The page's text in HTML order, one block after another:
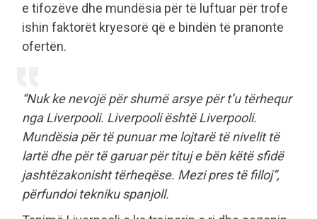
e tifozëve dhe mundësia për të luftuar për trofe
ishin faktorët kryesorë që e bindën të pranonte
ofertën.
“Nuk ke nevojë për shumë arsye për t’u tërhequr
nga Liverpooli. Liverpooli është Liverpooli.
Mundësia për të punuar me lojtarë të nivelit të
lartë dhe për të garuar për tituj e bën këtë sfidë
jashtëzakonisht tërheqëse. Mezi pres të filloj”,
përfundoi tekniku spanjoll.